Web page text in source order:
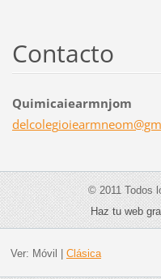
Contacto
Quimicaiearmnjom
delcolegioiearmn
© 2011 Todos
Haz tu web
Ver: Móvil Clásica